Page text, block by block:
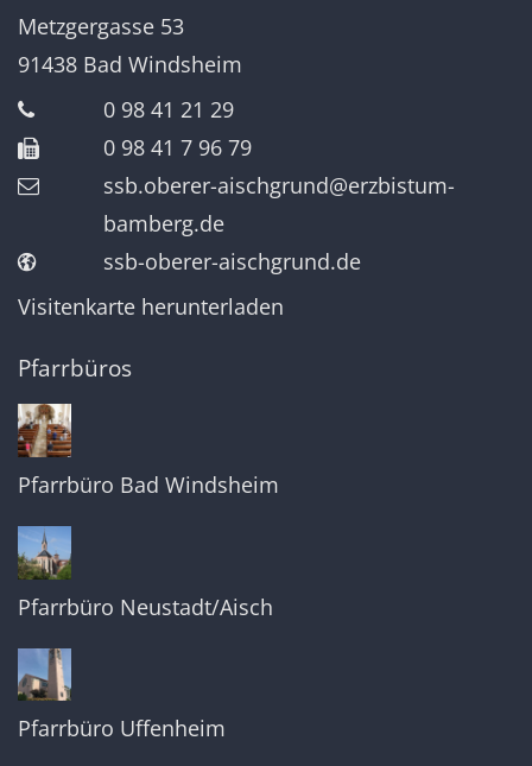
Metzgergasse 53
91438 Bad Windsheim
0 98 41 21 29
0 98 41 7 96 79
ssb.oberer-aischgrund@erzbistum-
bamberg.de
ssb-oberer-aischgrund.de
Visitenkarte herunterladen
Pfarrbüros
Pfarrbüro Bad Windsheim
Pfarrbüro Neustadt/Aisch
Pfarrbüro Uffenheim